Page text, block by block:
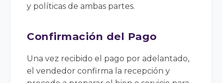
y políticas de ambas partes.
Confirmación del Pago
Una vez recibido el pago por adelantado,
el vendedor confirma la recepción y